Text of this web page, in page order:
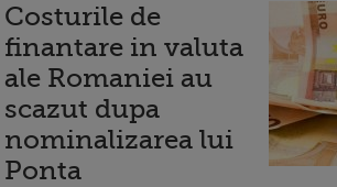
Costurile de
finantare in valuta
ale Romaniei au
scazut dupa
nominalizarea lui
Ponta